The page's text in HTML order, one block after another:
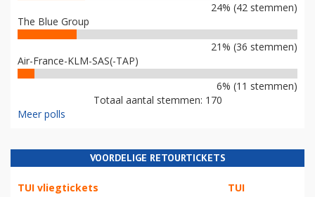
24% (42 stemmen)
The Blue Group
21% (36 stemmen)
Air-France-KLM-SAS(-TAP)
6% (11 stemmen)
Totaal aantal stemmen: 170
Meer polls
VOORDELIGE RETOURTICKETS
TUI vliegtickets TUI